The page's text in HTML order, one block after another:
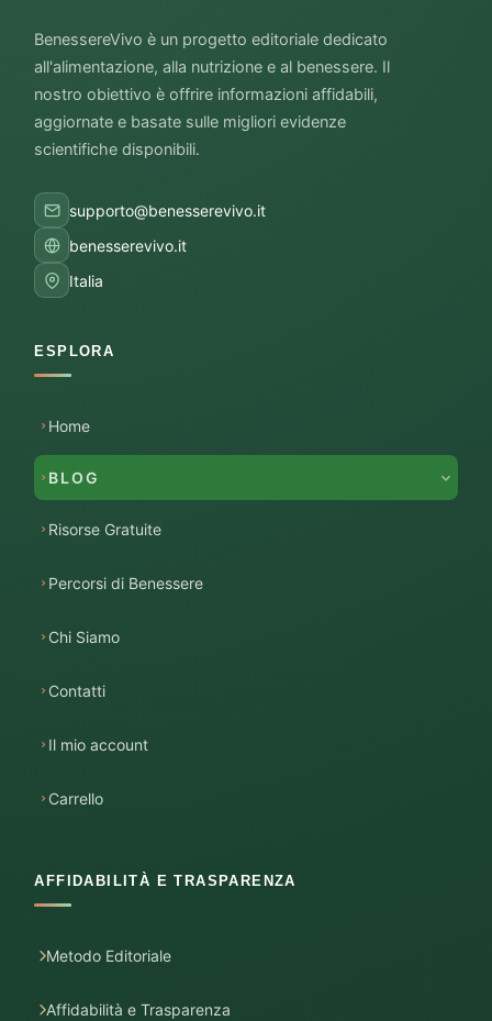
BenessereVivo è un progetto editoriale dedicato
all'alimentazione, alla nutrizione e al benessere. Il
nostro obiettivo è offrire informazioni affidabili,
aggiornate e basate sulle migliori evidenze
scientifiche disponibili.
supporto@benesserevivo.it
benesserevivo.it
Italia
ESPLORA
Home
BLOG
Risorse Gratuite
Percorsi di Benessere
Chi Siamo
Contatti
Il mio account
Carrello
AFFIDABILITÀ E TRASPARENZA
Metodo Editoriale
Affidabilità e Trasparenza